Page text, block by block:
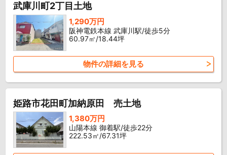
武庫川町2丁目土地
1,290万円
阪神電鉄本線 武庫川駅/徒歩5分
60.97㎡/18.44坪
物件の詳細を見る
姫路市花田町加納原田 売土地
1,380万円
山陽本線 御着駅/徒歩22分
222.53㎡/67.31坪